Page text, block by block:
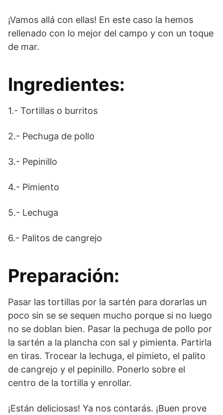
¡Vamos allá con ellas! En este caso la hemos
rellenado con lo mejor del campo y con un toque
de mar.
Ingredientes:
1.- Tortillas o burritos
2.- Pechuga de pollo
3.- Pepinillo
4.- Pimiento
5.- Lechuga
6.- Palitos de cangrejo
Preparación:
Pasar las tortillas por la sartén para dorarlas un
poco sin se se sequen mucho porque si no luego
no se doblan bien. Pasar la pechuga de pollo por
la sartén a la plancha con sal y pimienta. Partirla
en tiras. Trocear la lechuga, el pimieto, el palito
de cangrejo y el pepinillo. Ponerlo sobre el
centro de la tortilla y enrollar.
¡Están deliciosas! Ya nos contarás. ¡Buen prove